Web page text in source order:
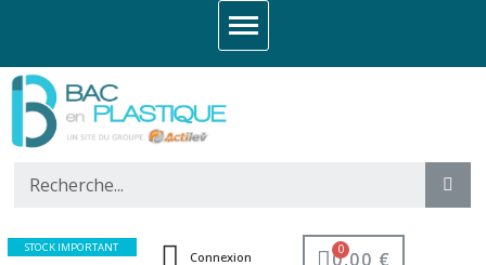
STOCK IMPORTANT
Connexion 0,00 €